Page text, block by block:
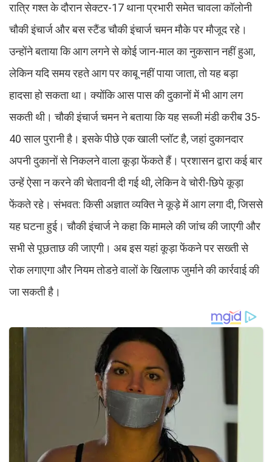
रात्रि गश्त के दौरान सेक्टर-17 थाना प्रभारी समेत चावला कॉलोनी
चौकी इंचार्ज और बस स्टैंड चौकी इंचार्ज चमन मौके पर मौजूद रहे।
उन्होंने बताया कि आग लगने से कोई जान-माल का नुकसान नहीं हुआ,
लेकिन यदि समय रहते आग पर काबू नहीं पाया जाता, तो यह बड़ा
हादसा हो सकता था। क्योंकि आस पास की दुकानों में भी आग लग
सकती थी। चौकी इंचार्ज चमन ने बताया कि यह सब्जी मंडी करीब 35-
40 साल पुरानी है। इसके पीछे एक खाली प्लॉट है, जहां दुकानदार
अपनी दुकानों से निकलने वाला कूड़ा फेंकते हैं। प्रशासन द्वारा कई बार
उन्हें ऐसा न करने की चेतावनी दी गई थी, लेकिन वे चोरी-छिपे कूड़ा
फेंकते रहे। संभवत: किसी अज्ञात व्यक्ति ने कूड़े में आग लगा दी, जिससे
यह घटना हुई। चौकी इंचार्ज ने कहा कि मामले की जांच की जाएगी और
सभी से पूछताछ की जाएगी। अब इस यहां कूड़ा फेंकने पर सख्ती से
रोक लगाएगा और नियम तोडऩे वालों के खिलाफ जुर्माने की कार्रवाई की
जा सकती है।